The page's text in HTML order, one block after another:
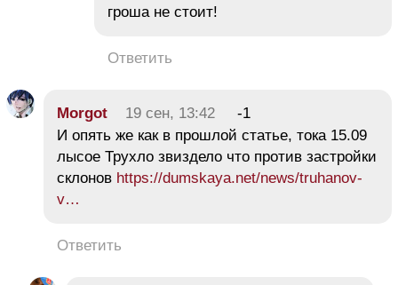
гроша не стоит!
Ответить
Morgot 19 сен, 13:42
-1
И опять же как в прошлой статье, тока 15.09
лысое Трухло звиздело что против застройки
склонов https://dumskaya.net/news/truhanov-
v…
Ответить